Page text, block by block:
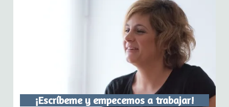
¡Escríbeme y empecemos a trabajar!